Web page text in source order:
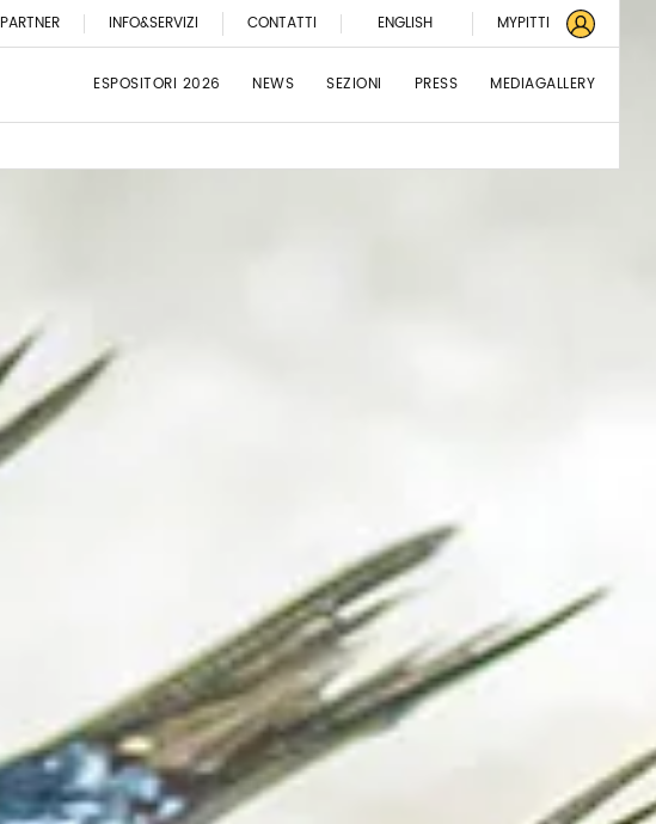
PARTNER INFO&SERVIZI CONTATTI ENGLISH MYPITTI
ESPOSITORI 2026 NEWS SEZIONI PRESS MEDIAGALLERY